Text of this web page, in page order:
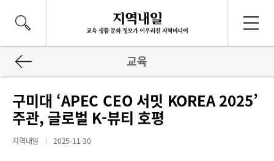
교육
구미대 ‘APEC CEO 서밋 KOREA 2025’
주관, 글로벌 K-뷰티 호평
지역내일 2025-11-30